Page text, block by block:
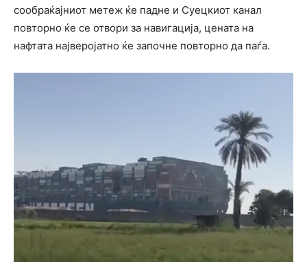
сообраќајниот метеж ќе падне и Суецкиот канал
повторно ќе се отвори за навигација, цената на
нафтата најверојатно ќе започне повторно да паѓа.